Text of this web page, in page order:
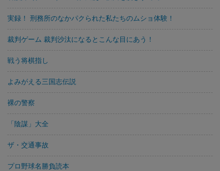
実録！ 刑務所のなかパクられた私たちのムショ体験！
裁判ゲーム 裁判沙汰になるとこんな目にあう！
戦う将棋指し
よみがえる三国志伝説
裸の警察
「陰謀」大全
ザ・交通事故
プロ野球名勝負読本